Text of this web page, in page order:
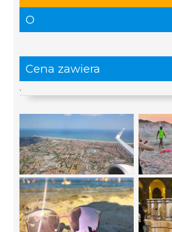
O
Cena zawiera
.